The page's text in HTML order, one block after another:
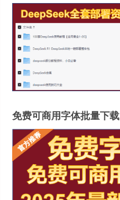
免费可商用字体批量下载